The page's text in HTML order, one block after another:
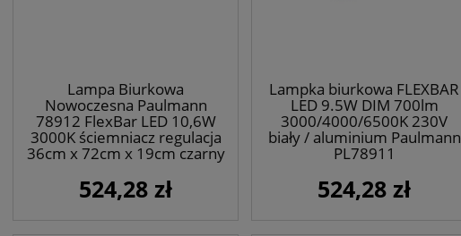
Lampa Biurkowa
Nowoczesna Paulmann
78912 FlexBar LED 10,6W
3000K ściemniacz regulacja
36cm x 72cm x 19cm czarny
524,28 zł
Lampka biurkowa FLEXBAR
LED 9.5W DIM 700lm
3000/4000/6500K 230V
biały / aluminium Paulmann
PL78911
524,28 zł